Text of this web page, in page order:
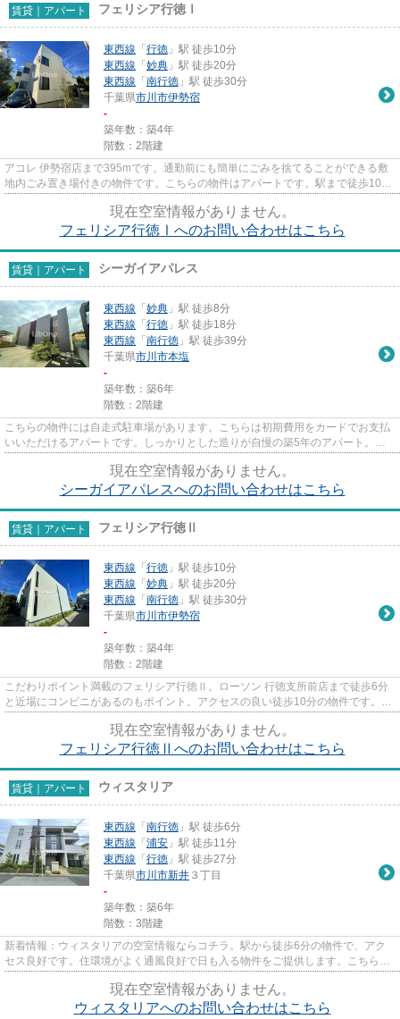
賃貸｜アパート フェリシア行徳Ⅰ
東西線 「 行徳 」駅 徒歩10分
東西線 「 妙典 」駅 徒歩20分
東西線 「 南行徳 」駅 徒歩30分
千葉県市川市伊勢宿
-
築年数：築4年
階数：2階建
アコレ 伊勢宿店まで395mです。通勤前にも簡単にごみを捨てることができる敷
地内ごみ置き場付きの物件です。こちらの物件はアパートです。駅まで徒歩10分
現在空室情報がありません。
フェリシア行徳Ⅰへのお問い合わせはこちら
賃貸｜アパート シーガイアパレス
東西線 「 妙典 」駅 徒歩8分
東西線 「 行徳 」駅 徒歩18分
東西線 「 南行徳 」駅 徒歩39分
千葉県市川市本塩
-
築年数：築6年
階数：2階建
こちらの物件には自走式駐車場があります。こちらは初期費用をカードでお支払
いいただけるアパートです。しっかりとした造りが自慢の築5年のアパート。お
現在空室情報がありません。
シーガイアパレスへのお問い合わせはこちら
賃貸｜アパート フェリシア行徳Ⅱ
東西線 「 行徳 」駅 徒歩10分
東西線 「 妙典 」駅 徒歩20分
東西線 「 南行徳 」駅 徒歩30分
千葉県市川市伊勢宿
-
築年数：築4年
階数：2階建
こだわりポイント満載のフェリシア行徳Ⅱ。ローソン 行徳支所前店まで徒歩6分
と近場にコンビニがあるのもポイント。アクセスの良い徒歩10分の物件です。特
現在空室情報がありません。
フェリシア行徳Ⅱへのお問い合わせはこちら
賃貸｜アパート ウィスタリア
東西線 「 南行徳 」駅 徒歩6分
東西線 「 浦安 」駅 徒歩11分
東西線 「 行徳 」駅 徒歩27分
千葉県市川市新井 ３丁目
-
築年数：築6年
階数：3階建
新着情報：ウィスタリアの空室情報ならコチラ。駅から徒歩6分の物件で、アク
セス良好です。住環境がよく通風良好で日も入る物件をご提供します。こちらの
現在空室情報がありません。
ウィスタリアへのお問い合わせはこちら